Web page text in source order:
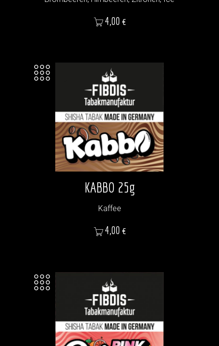
Preis
4,00 €
KABBO 25g
Kaffee
Preis
4,00 €